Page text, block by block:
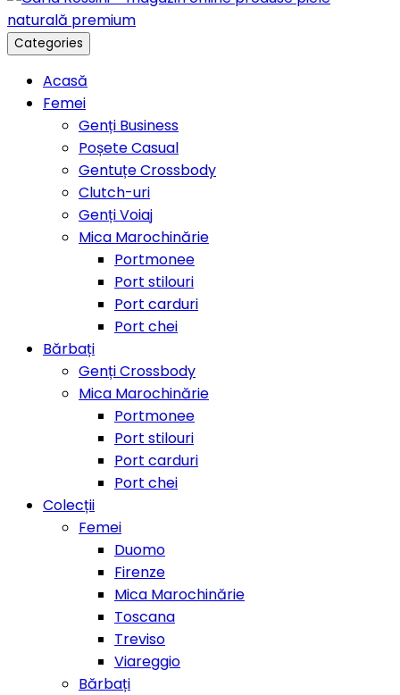
Categories
Acasă
Femei
Genți Business
Poșete Casual
Gentuțe Crossbody
Clutch-uri
Genți Voiaj
Mica Marochinărie
Portmonee
Port stilouri
Port carduri
Port chei
Bărbați
Genți Crossbody
Mica Marochinărie
Portmonee
Port stilouri
Port carduri
Port chei
Colecții
Femei
Duomo
Firenze
Mica Marochinărie
Toscana
Treviso
Viareggio
Bărbați